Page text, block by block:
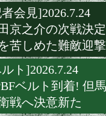
ッチへ「返り討
[イベント
井上尚弥! バム
で戦いたい」
[オープン